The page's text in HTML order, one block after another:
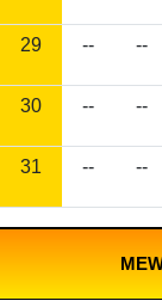
29 -- --
30 -- --
31 -- --